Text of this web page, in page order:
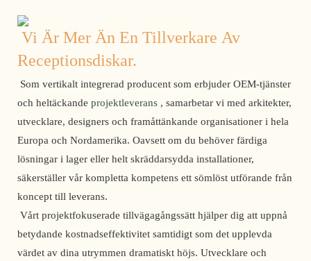
Vi Är Mer Än En Tillverkare Av
Receptionsdiskar.
och heltäckande projektleverans , samarbetar vi med arkitekter,
utvecklare, designers och framåttänkande organisationer i hela
Europa och Nordamerika. Oavsett om du behöver färdiga
lösningar i lager eller helt skräddarsydda installationer,
säkerställer vår kompletta kompetens ett sömlöst utförande från
koncept till leverans.
betydande kostnadseffektivitet samtidigt som det upplevda
värdet av dina utrymmen dramatiskt höjs. Utvecklare och